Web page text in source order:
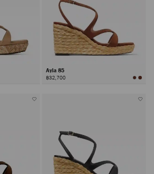
Ayla 85
฿32,700